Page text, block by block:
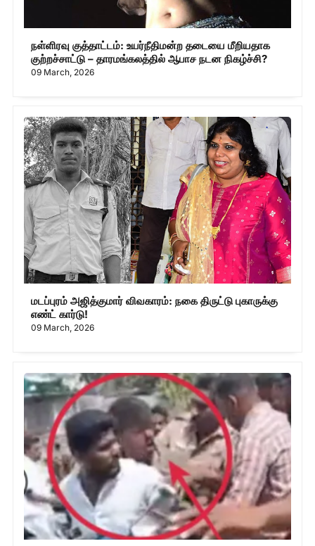
நள்ளிரவு குத்தாட்டம்: உயர்நீதிமன்ற தடையை மீறியதாக
குற்றச்சாட்டு – தாரமங்கலத்தில் ஆபாச நடன நிகழ்ச்சி?
09 March, 2026
மடப்புரம் அஜித்குமார் விவகாரம்: நகை திருட்டு புகாருக்கு
எண்ட் கார்டு!
09 March, 2026